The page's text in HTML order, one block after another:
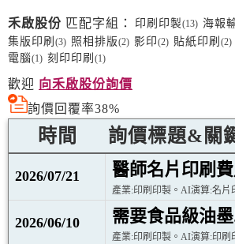
禾啟股份 匹配字組： 印刷印製(13) 海報
集版印刷 (3) 照相排版(2) 影印(2) 貼紙印刷 (2)
電腦(1) 刻印印刷 (1)
歡迎 向禾啟股份詢價
詢價回覆率38%
時間 詢價標題&關
2026/07/21 醫師名片印刷費
產業:印刷印製。AI演算:名片
2026/06/10 需要食品級油
產業:印刷印製。AI演算:印刷